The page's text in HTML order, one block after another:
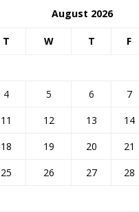
August 2026
T W T F
4 5 6 7
11 12 13 14
18 19 20 21
25 26 27 28